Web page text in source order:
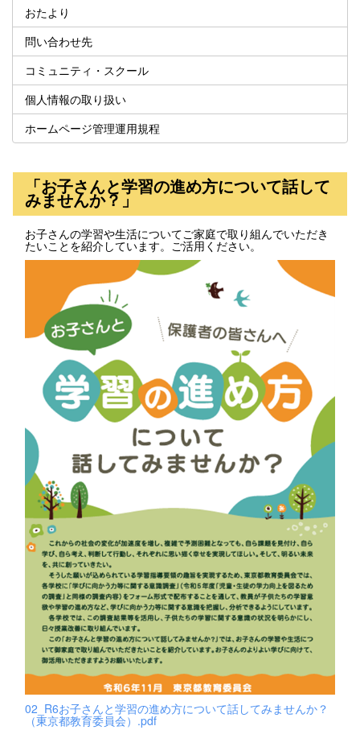
おたより
問い合わせ先
コミュニティ・スクール
個人情報の取り扱い
ホームページ管理運用規程
「お子さんと学習の進め方について話して
みませんか？」
お子さんの学習や生活についてご家庭で取り組んでいただき
たいことを紹介しています。ご活用ください。
02_R6お子さんと学習の進め方について話してみませんか？
（東京都教育委員会）.pdf